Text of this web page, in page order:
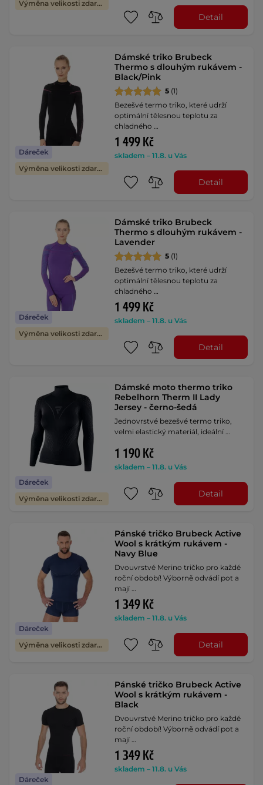
Výměna velikosti zdarma
Detail
Dáreček
Výměna velikosti zdarma
Dámské triko Brubeck
Thermo s dlouhým rukávem -
Black/Pink
5 (1)
Bezešvé termo triko, které udrží
optimální tělesnou teplotu za
chladného …
1 499 Kč
skladem – 11.8. u Vás
Detail
Dáreček
Výměna velikosti zdarma
Dámské triko Brubeck
Thermo s dlouhým rukávem -
Lavender
5 (1)
Bezešvé termo triko, které udrží
optimální tělesnou teplotu za
chladného …
1 499 Kč
skladem – 11.8. u Vás
Detail
Dáreček
Výměna velikosti zdarma
Dámské moto thermo triko
Rebelhorn Therm II Lady
Jersey - černo-šedá
Jednovrstvé bezešvé termo triko,
velmi elastický materiál, ideální …
1 190 Kč
skladem – 11.8. u Vás
Detail
Dáreček
Výměna velikosti zdarma
Pánské tričko Brubeck Active
Wool s krátkým rukávem -
Navy Blue
Dvouvrstvé Merino tričko pro každé
roční období! Výborně odvádí pot a
mají …
1 349 Kč
skladem – 11.8. u Vás
Detail
Dáreček
Pánské tričko Brubeck Active
Wool s krátkým rukávem -
Black
Dvouvrstvé Merino tričko pro každé
roční období! Výborně odvádí pot a
mají …
1 349 Kč
skladem – 11.8. u Vás